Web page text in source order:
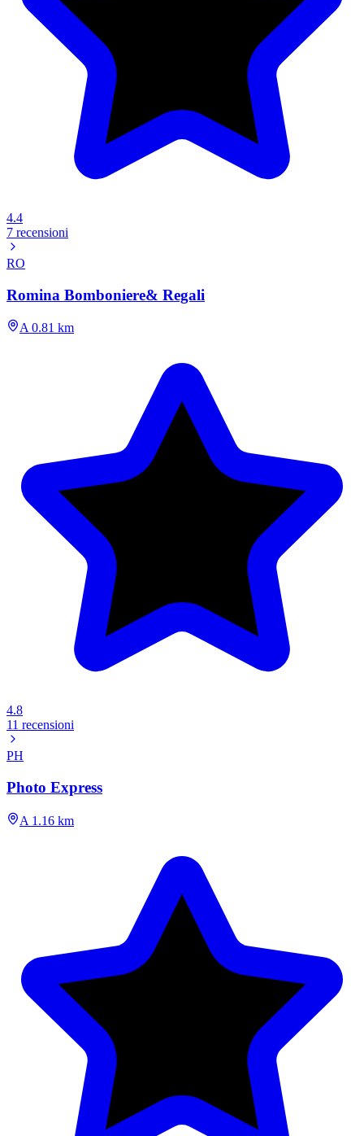
4.4
7 recensioni
RO
Romina Bomboniere& Regali
A 0.81 km
4.8
11 recensioni
PH
Photo Express
A 1.16 km